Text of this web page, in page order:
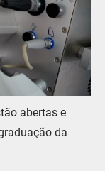
abertas e
da